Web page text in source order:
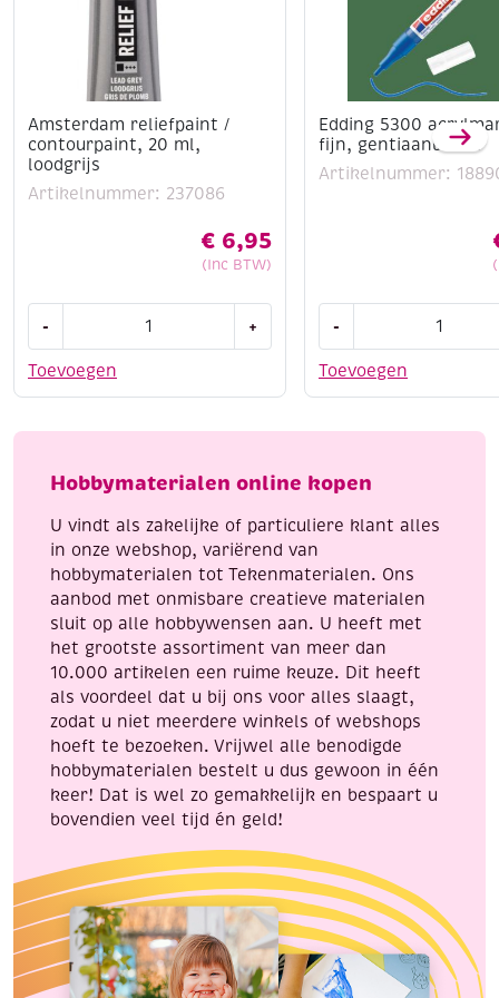
Amsterdam reliefpaint /
contourpaint, 20 ml,
loodgrijs
Artikelnummer: 237086
€ 6,95
(Inc BTW)
Toevoegen
-
/
ml,
aantal
+
Edding 5300
fijn, gentiaanblauw
Artikelnummer:
Toevoegen
-
acrylmarker
aantal
Hobbymaterialen online kopen
U vindt als zakelijke of particuliere klant alles
in onze webshop, variërend van
hobbymaterialen tot Tekenmaterialen. Ons
aanbod met onmisbare creatieve materialen
sluit op alle hobbywensen aan. U heeft met
het grootste assortiment van meer dan
10.000 artikelen een ruime keuze. Dit heeft
als voordeel dat u bij ons voor alles slaagt,
zodat u niet meerdere winkels of webshops
hoeft te bezoeken. Vrijwel alle benodigde
hobbymaterialen bestelt u dus gewoon in één
keer! Dat is wel zo gemakkelijk en bespaart u
bovendien veel tijd én geld!